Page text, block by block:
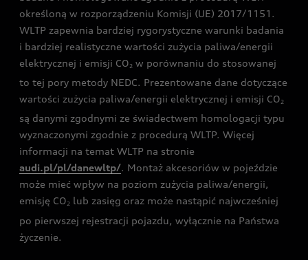
określoną w rozporządzeniu Komisji (UE) 2017/1151.
WLTP zapewnia bardziej rygorystyczne warunki badania
i bardziej realistyczne wartości zużycia paliwa/energii
elektrycznej i emisji CO2 w porównaniu do stosowanej
to tej pory metody NEDC. Prezentowane dane dotyczące
wartości zużycia paliwa/energii elektrycznej i emisji CO2
są danymi zgodnymi ze świadectwem homologacji typu
wyznaczonymi zgodnie z procedurą WLTP. Więcej
informacji na temat WLTP na stronie
audi.pl/pl/danewltp/. Montaż akcesoriów w pojeździe
może mieć wpływ na poziom zużycia paliwa/energii,
emisję CO2 lub zasięg oraz może nastąpić najwcześniej
po pierwszej rejestracji pojazdu, wyłącznie na Państwa
życzenie.